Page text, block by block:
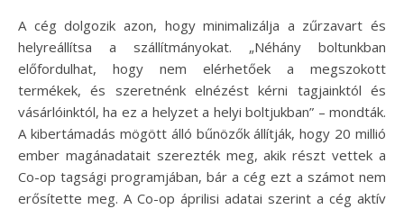
A cég dolgozik azon, hogy minimalizálja a zűrzavart és
helyreállítsa a szállítmányokat. „Néhány boltunkban
előfordulhat, hogy nem elérhetőek a megszokott
termékek, és szeretnénk elnézést kérni tagjainktól és
vásárlóinktól, ha ez a helyzet a helyi boltjukban” – mondták.
A kibertámadás mögött álló bűnözők állítják, hogy 20 millió
ember magánadatait szerezték meg, akik részt vettek a
Co-op tagsági programjában, bár a cég ezt a számot nem
erősítette meg. A Co-op áprilisi adatai szerint a cég aktív